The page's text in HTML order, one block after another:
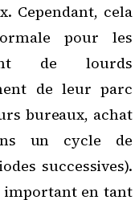
Cependant, cela
pour les
de lourds
de leur parc
bureaux, achat
un cycle de
successives).
important en tant